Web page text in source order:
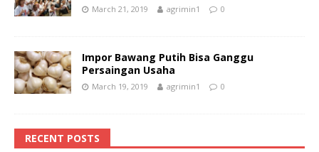
March 21, 2019 agrimin1 0
Impor Bawang Putih Bisa Ganggu
Persaingan Usaha
March 19, 2019 agrimin1 0
RECENT POSTS